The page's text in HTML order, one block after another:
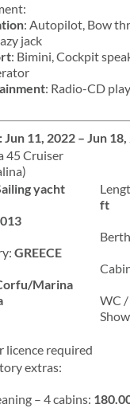
: Autopilot, Bow
jack
: Bimini, Cockpit
: Radio-CD
Jun 11, 2022 – Jun
45 Cruiser
yacht
GREECE
Marina
ft
WC /
licence required
extras:
– 4 cabins: